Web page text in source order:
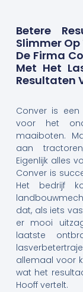
Betere
Slimmer Op
De Firma
Met Het
Resultaten
Conver is
voor het
maaiboten.
aan
Eigenlijk alles
Conver is
Het bedrijf
dat, als iets
er mooi
laatste
allemaal voor
wat het
Hooff vertelt.